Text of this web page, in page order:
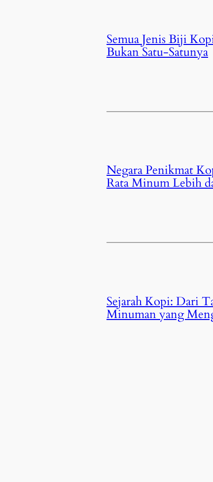
Semua Jenis Biji
Bukan Satu-Satunya
Negara Penikmat
Rata Minum Lebih
Sejarah Kopi: Dari
Minuman yang